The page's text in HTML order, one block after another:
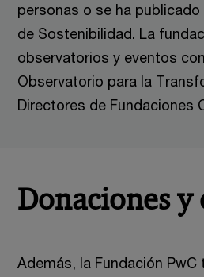
personas o se ha
de Sostenibilidad. La
observatorios y eventos
Observatorio para la
Directores de Fundaciones
Donaciones y
Además, la Fundación